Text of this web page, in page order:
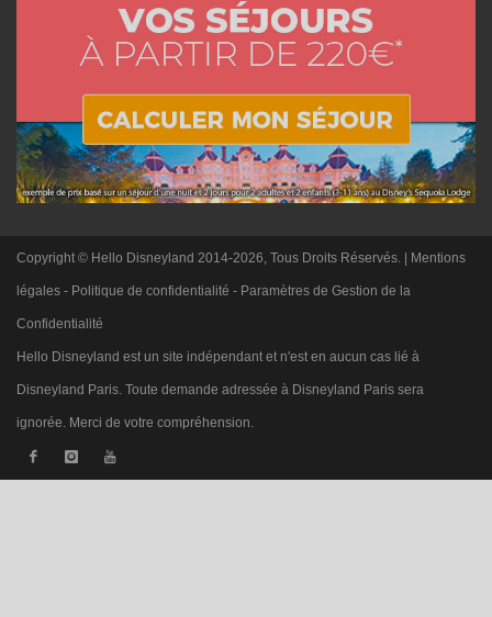
Copyright © Hello Disneyland 2014-2026, Tous Droits Réservés. | Mentions
légales - Politique de confidentialité - Paramètres de Gestion de la
Confidentialité
Hello Disneyland est un site indépendant et n'est en aucun cas lié à
Disneyland Paris. Toute demande adressée à Disneyland Paris sera
ignorée. Merci de votre compréhension.